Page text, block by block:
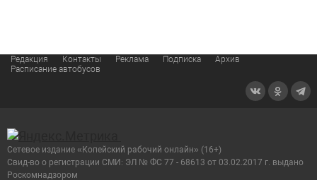
Редакция Контакты Реклама Подписка
Архив
Расписание автобусов
Сетевое издание «Копейский рабочий онлайн» (16+)
Cвид-во о регистрации СМИ: ЭЛ № ФС 77 - 68613 от 03.02.2017 г. выдано
Роскомнадзором